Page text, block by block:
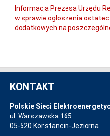
Informacja Prezesa Urzędu
w sprawie ogłoszenia
dodatkowych na
KONTAKT
Polskie Sieci
ul. Warszawska 165
05-520 Konstancin-Jeziorna